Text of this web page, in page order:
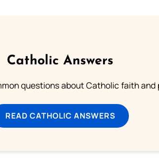
Catholic Answers
questions about Catholic faith and
READ CATHOLIC ANSWERS